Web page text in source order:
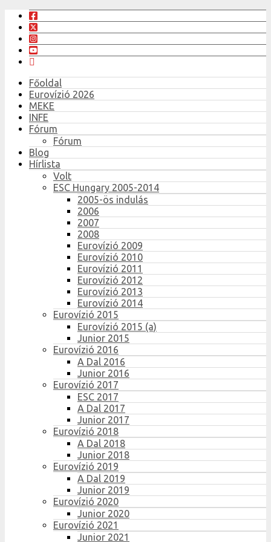
Főoldal
Eurovízió 2026
MEKE
INFE
Fórum
Fórum
Blog
Hírlista
Volt
ESC Hungary 2005-2014
2005-ös indulás
2006
2007
2008
Eurovízió 2009
Eurovízió 2010
Eurovízió 2011
Eurovízió 2012
Eurovízió 2013
Eurovízió 2014
Eurovízió 2015
Eurovízió 2015 (a)
Junior 2015
Eurovízió 2016
A Dal 2016
Junior 2016
Eurovízió 2017
ESC 2017
A Dal 2017
Junior 2017
Eurovízió 2018
A Dal 2018
Junior 2018
Eurovízió 2019
A Dal 2019
Junior 2019
Eurovízió 2020
Junior 2020
Eurovízió 2021
Junior 2021